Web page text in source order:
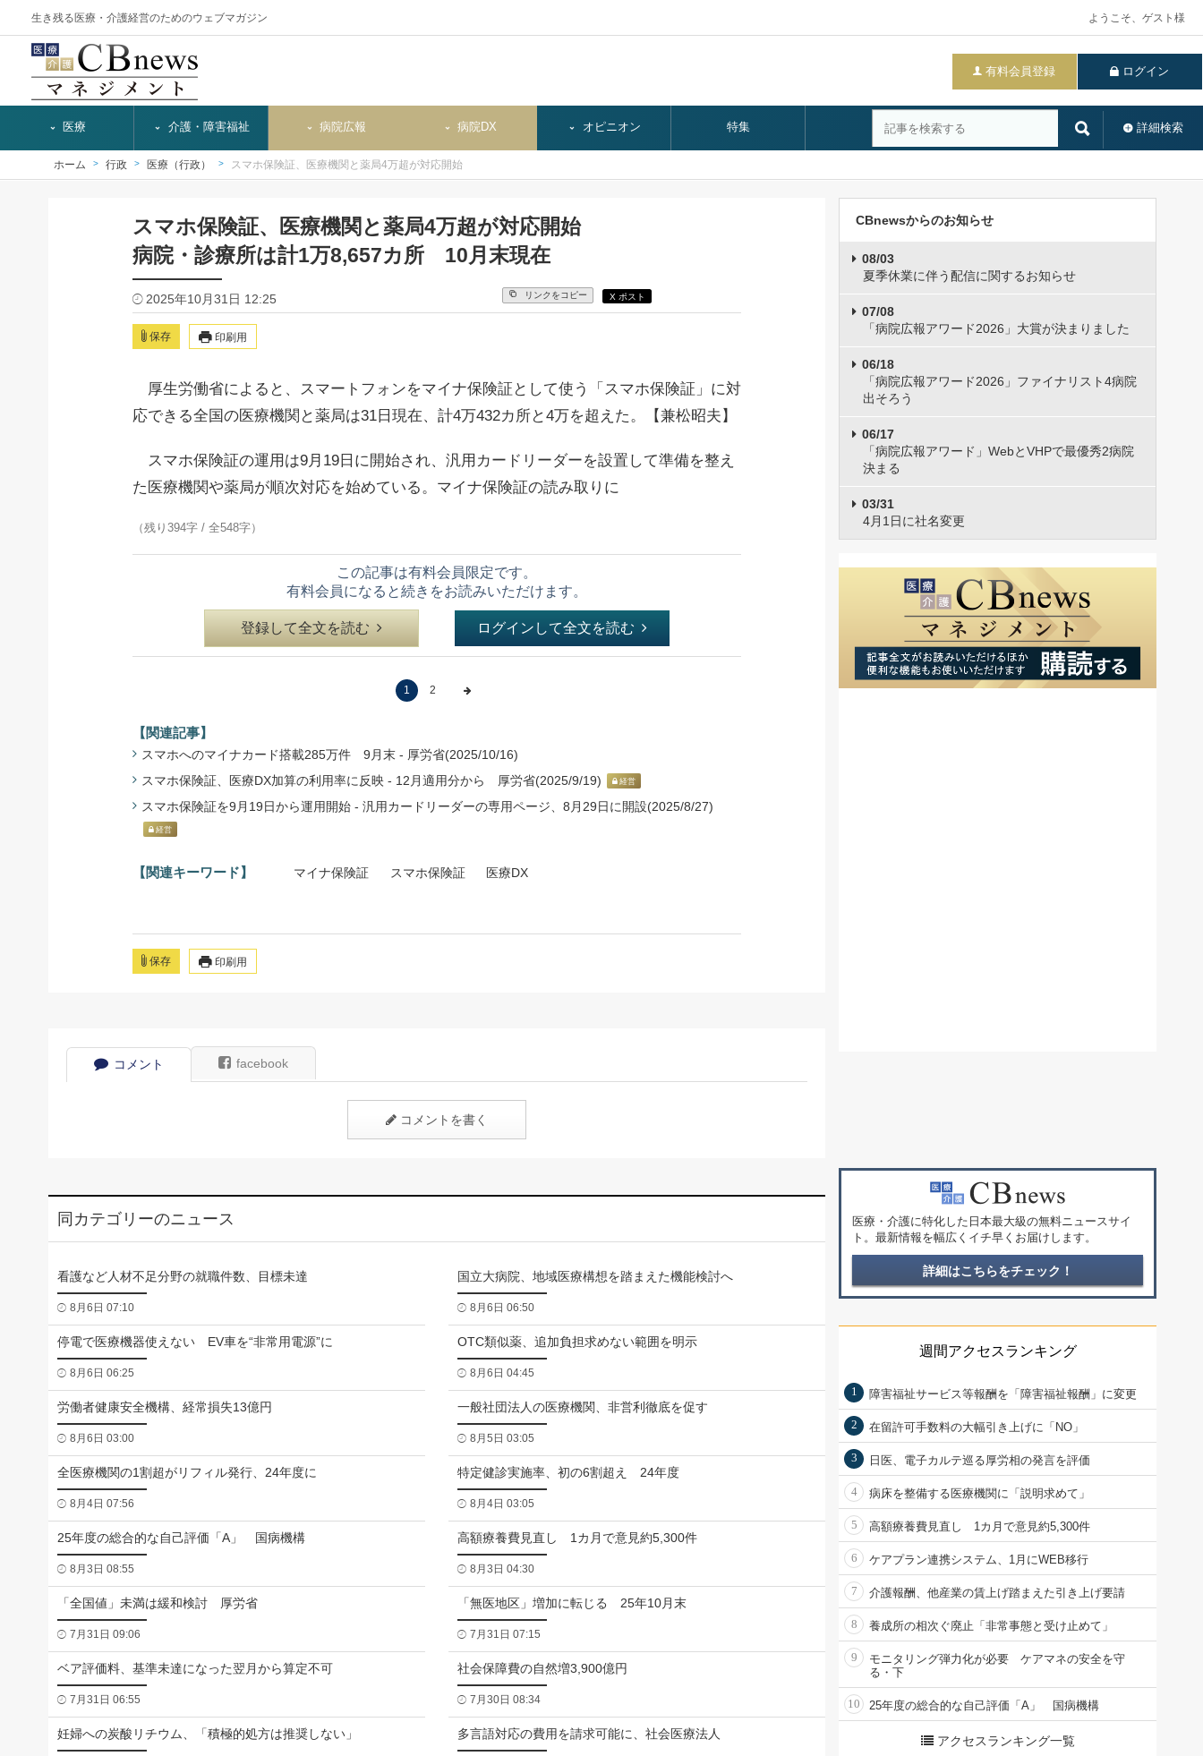
生き残る医療・介護経営のためのウェブマガジン ようこそ、ゲスト様
有料会員登録 ログイン
詳細検索
医療 介護・障害福祉 病院広報 病院DX オピニオン 特集
ホーム 行政 医療（行政） スマホ保険証、医療機関と薬局4万超が対応開始
スマホ保険証、医療機関と薬局4万超が対応開始
病院・診療所は計1万8,657カ所 10月末現在
2025年10月31日 12:25 リンクをコピー X ポスト
保存 印刷用
厚生労働省によると、スマートフォンをマイナ保険証として使う「スマホ保険証」に対
応できる全国の医療機関と薬局は31日現在、計4万432カ所と4万を超えた。【兼松昭夫】
スマホ保険証の運用は9月19日に開始され、汎用カードリーダーを設置して準備を整え
た医療機関や薬局が順次対応を始めている。マイナ保険証の読み取りに
（残り394字 / 全548字）
この記事は有料会員限定です。
有料会員になると続きをお読みいただけます。
登録して全文を読む ログインして全文を読む
1 2
【関連記事】
スマホへのマイナカード搭載285万件 9月末 - 厚労省(2025/10/16)
スマホ保険証、医療DX加算の利用率に反映 - 12月適用分から 厚労省(2025/9/19)
経営
スマホ保険証を9月19日から運用開始 - 汎用カードリーダーの専用ページ、8月29日に開設(2025/8/27)
経営
【関連キーワード】 マイナ保険証 スマホ保険証 医療DX
保存 印刷用
コメント facebook
コメントを書く
同カテゴリーのニュース
看護など人材不足分野の就職件数、目標未達
8月6日 07:10
国立大病院、地域医療構想を踏まえた機能検討へ
8月6日 06:50
停電で医療機器使えない EV車を“非常用電源”に
8月6日 06:25
OTC類似薬、追加負担求めない範囲を明示
8月6日 04:45
労働者健康安全機構、経常損失13億円
8月6日 03:00
一般社団法人の医療機関、非営利徹底を促す
8月5日 03:05
全医療機関の1割超がリフィル発行、24年度に
8月4日 07:56
特定健診実施率、初の6割超え 24年度
8月4日 03:05
25年度の総合的な自己評価「A」 国病機構
8月3日 08:55
高額療養費見直し 1カ月で意見約5,300件
8月3日 04:30
「全国値」未満は緩和検討 厚労省
7月31日 09:06
「無医地区」増加に転じる 25年10月末
7月31日 07:15
ベア評価料、基準未達になった翌月から算定不可
7月31日 06:55
社会保障費の自然増3,900億円
7月30日 08:34
妊婦への炭酸リチウム、「積極的処方は推奨しない」 多言語対応の費用を請求可能に、社会医療法人
CBnewsからのお知らせ
08/03
夏季休業に伴う配信に関するお知らせ
07/08
「病院広報アワード2026」大賞が決まりました
06/18
「病院広報アワード2026」ファイナリスト4病院
出そろう
06/17
「病院広報アワード」WebとVHPで最優秀2病院
決まる
03/31
4月1日に社名変更
医療・介護に特化した日本最大級の無料ニュースサイ
ト。最新情報を幅広くイチ早くお届けします。
詳細はこちらをチェック！
週間アクセスランキング
1 障害福祉サービス等報酬を「障害福祉報酬」に変更
2 在留許可手数料の大幅引き上げに「NO」
3 日医、電子カルテ巡る厚労相の発言を評価
4 病床を整備する医療機関に「説明求めて」
5 高額療養費見直し 1カ月で意見約5,300件
6 ケアプラン連携システム、1月にWEB移行
7 介護報酬、他産業の賃上げ踏まえた引き上げ要請
8 養成所の相次ぐ廃止「非常事態と受け止めて」
9
モニタリング弾力化が必要 ケアマネの安全を守
る・下
10 25年度の総合的な自己評価「A」 国病機構
アクセスランキング一覧